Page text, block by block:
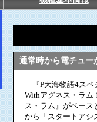
通常時から電チュー
『P大海物語4スペ
Withアグネス・ラム
ス・ラム』がベース
から「スタートアシ